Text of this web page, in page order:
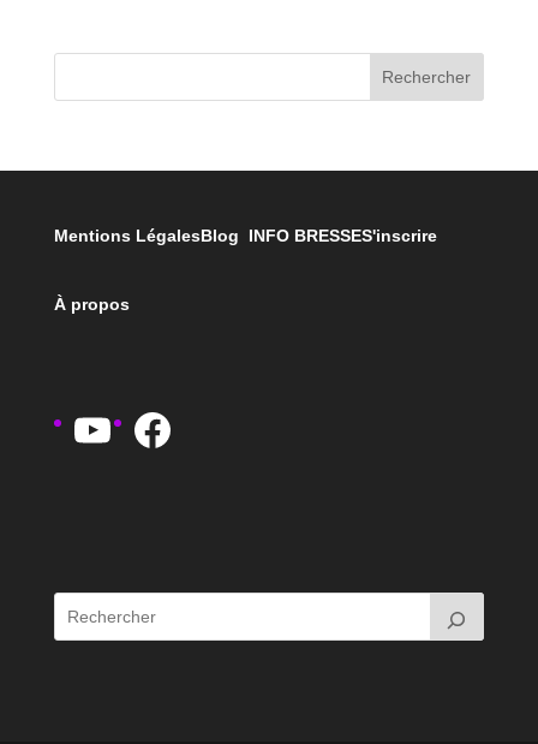
Rechercher
Mentions LégalesBlog INFO BRESSES'inscrire
À propos
YouTube
Facebook